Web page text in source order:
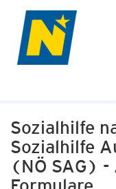
Sozialhilfe
Sozialhilfe
(NÖ SAG) -